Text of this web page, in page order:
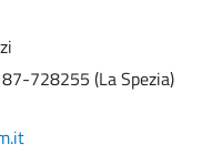
728255 (La Spezia)